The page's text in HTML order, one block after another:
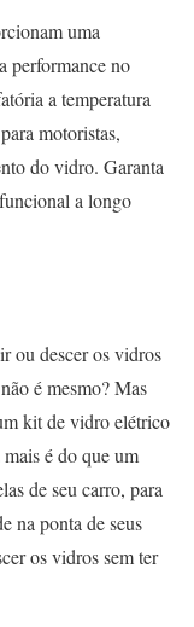
uma
performance no
a temperatura
motoristas,
do vidro. Garanta
a longo
ou descer os vidros
é mesmo? Mas
kit de vidro elétrico
é do que um
de seu carro, para
na ponta de seus
os vidros sem ter